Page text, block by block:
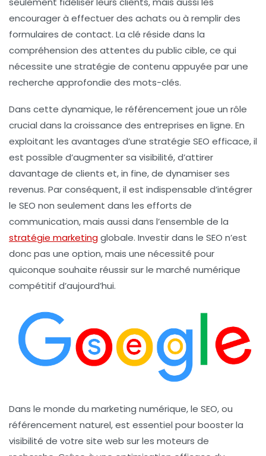
encourager à effectuer des achats ou à remplir des
formulaires de contact. La clé réside dans la
compréhension des attentes du public cible, ce qui
nécessite une stratégie de contenu appuyée par une
recherche approfondie des mots-clés.
Dans cette dynamique, le référencement joue un rôle
crucial dans la croissance des entreprises en ligne. En
exploitant les avantages d’une stratégie SEO efficace, il
est possible d’augmenter sa visibilité, d’attirer
davantage de clients et, in fine, de dynamiser ses
revenus. Par conséquent, il est indispensable d’intégrer
le SEO non seulement dans les efforts de
communication, mais aussi dans l’ensemble de la
stratégie marketingglobale. Investir dans le SEO n’est
donc pas une option, mais une nécessité pour
quiconque souhaite réussir sur le marché numérique
compétitif d’aujourd’hui.
Dans le monde du marketing numérique, le SEO, ou
référencement naturel, est essentiel pour booster la
visibilité de votre site web sur les moteurs de